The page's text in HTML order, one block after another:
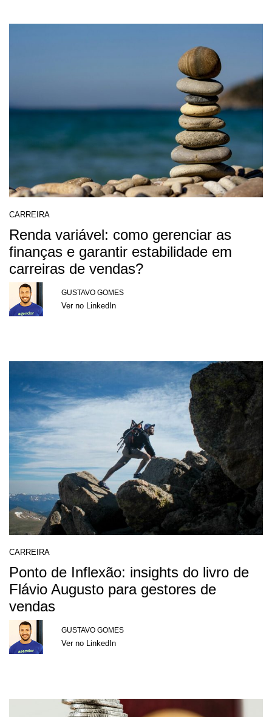
CARREIRA
Renda variável: como gerenciar as
finanças e garantir estabilidade em
carreiras de vendas?
GUSTAVO GOMES
Ver no LinkedIn
CARREIRA
Ponto de Inflexão: insights do livro de
Flávio Augusto para gestores de
vendas
GUSTAVO GOMES
Ver no LinkedIn